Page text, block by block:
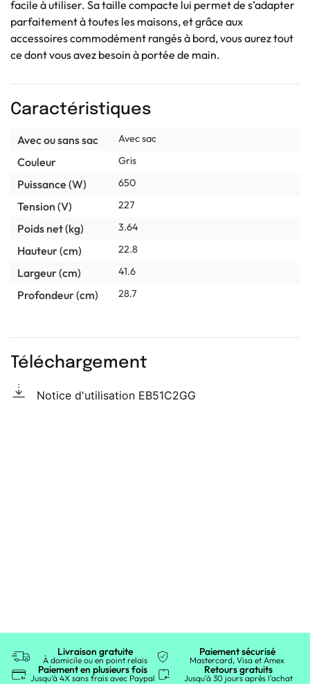
facile à utiliser. Sa taille compacte lui permet de s’adapter
parfaitement à toutes les maisons, et grâce aux
accessoires commodément rangés à bord, vous aurez tout
ce dont vous avez besoin à portée de main.
Caractéristiques
Avec ou sans sac Avec sac
Couleur Gris
Puissance (W) 650
Tension (V) 227
Poids net (kg) 3.64
Hauteur (cm) 22.8
Largeur (cm) 41.6
Profondeur (cm) 28.7
Téléchargement
Notice d'utilisation EB51C2GG
Livraison gratuite
À domicile ou en point relais
Paiement sécurisé
Mastercard, Visa et Amex
Paiement en plusieurs fois
Jusqu'à 4X sans frais avec Paypal
Retours gratuits
Jusqu'à 30 jours après l'achat